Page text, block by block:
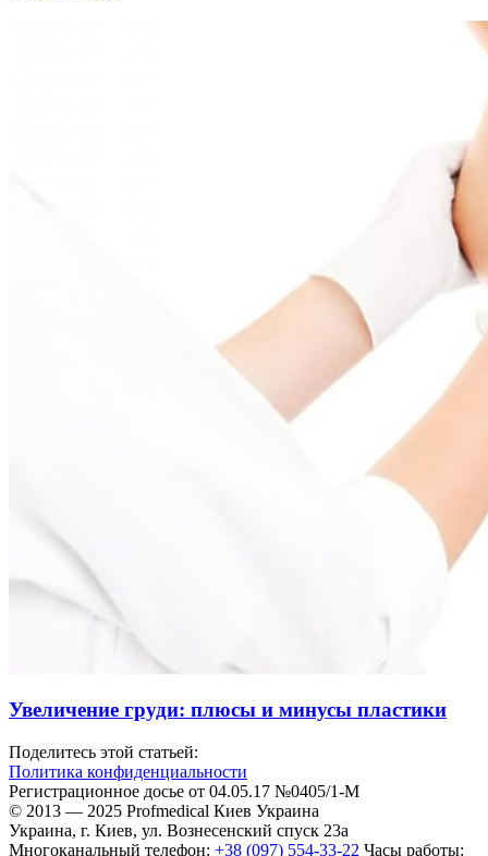
Увеличение груди: плюсы и минусы пластики
Поделитесь этой статьей:
Политика конфиденциальности
Регистрационное досье от 04.05.17 №0405/1-М
© 2013 — 2025 Profmedical Киев Украина
Украина, г. Киев, ул. Вознесенский спуск 23а
Многоканальный телефон: +38 (097) 554-33-22 Часы работы: